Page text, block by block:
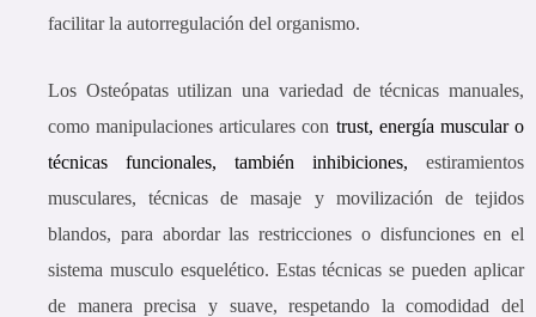
facilitar la autorregulación del organismo.
Los Osteópatas utilizan una variedad de técnicas manuales,
como manipulaciones articulares con trust, energía muscularo
técnicas funcionales, también inhibiciones, estiramientos
musculares, técnicas de masaje y movilización de tejidos
blandos, para abordar las restricciones o disfunciones en el
sistema musculo esquelético. Estas técnicas se pueden aplicar
de manera precisa y suave, respetando la comodidad del